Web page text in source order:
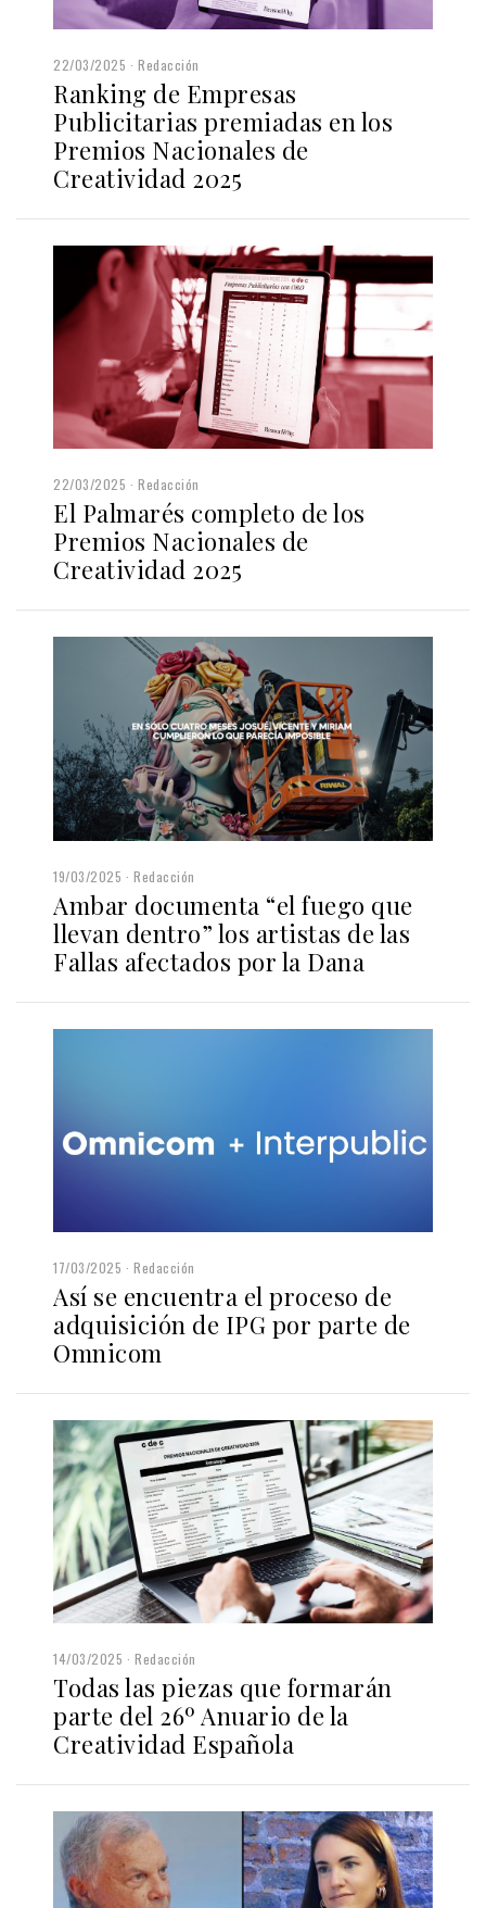
22/03/2025 Redacción
Ranking de Empresas
Publicitarias premiadas en los
Premios Nacionales de
Creatividad 2025
22/03/2025 Redacción
El Palmarés completo de los
Premios Nacionales de
Creatividad 2025
19/03/2025 Redacción
Ambar documenta “el fuego que
llevan dentro” los artistas de las
Fallas afectados por la Dana
17/03/2025 Redacción
Así se encuentra el proceso de
adquisición de IPG por parte de
Omnicom
14/03/2025 Redacción
Todas las piezas que formarán
parte del 26º Anuario de la
Creatividad Española